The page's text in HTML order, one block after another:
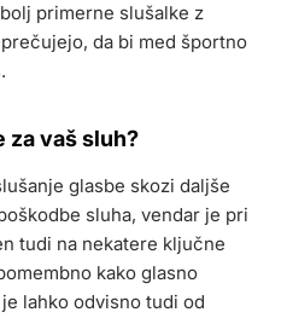
primerne slušalke z
da bi med športno
za vaš sluh?
glasbe skozi daljše
sluha, vendar je pri
tudi na nekatere ključne
kako glasno
lahko odvisno tudi od